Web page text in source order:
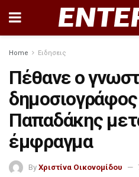
Home Ειδησεις
Πέθανε ο
Παπαδάκης
έμφραγμα
By Χριστίνα Οικονομίδου